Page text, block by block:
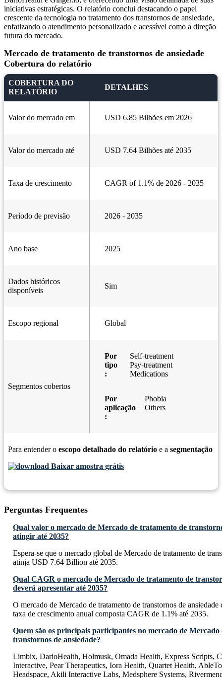
iniciativas estratégicas. O relatório conclui destacando o papel
crescente da tecnologia no tratamento dos transtornos de ansiedade,
enfatizando o atendimento personalizado e acessível como a direção
futura do mercado.
Mercado de tratamento de transtornos de ansiedade
Cobertura do relatório
COBERTURA DO
RELATÓRIO
DETALHES
Valor do mercado em USD 6.85 Bilhões em 2026
Valor do mercado até USD 7.64 Bilhões até 2035
Taxa de crescimento CAGR of 1.1% de 2026 - 2035
Período de previsão 2026 - 2035
Ano base 2025
Dados históricos
disponíveis
Sim
Escopo regional Global
Segmentos cobertos
Por
tipo
:
Self-treatment
Psy-treatment
Medications
Por
aplicação
:
Phobia
Others
Para entender o escopo detalhado do relatório e a segmentação
Baixar amostra grátis
Perguntas Frequentes
Qual valor o mercado de Mercado de tratamento de
atingir até 2035?
Espera-se que o mercado global de Mercado de tratamento de
atinja USD 7.64 Billion até 2035.
Qual CAGR o mercado de Mercado de tratamento de
deverá apresentar até 2035?
O mercado de Mercado de tratamento de transtornos de ansiedade
taxa de crescimento anual composta CAGR de 1.1% até 2035.
Quem são os principais participantes no mercado de
transtornos de ansiedade?
Limbix, DarioHealth, Holmusk, Omada Health, Express Scripts,
Interactive, Pear Therapeutics, Iora Health, Quartet Health,
Headspace, Akili Interactive Labs, Medsphere Systems,